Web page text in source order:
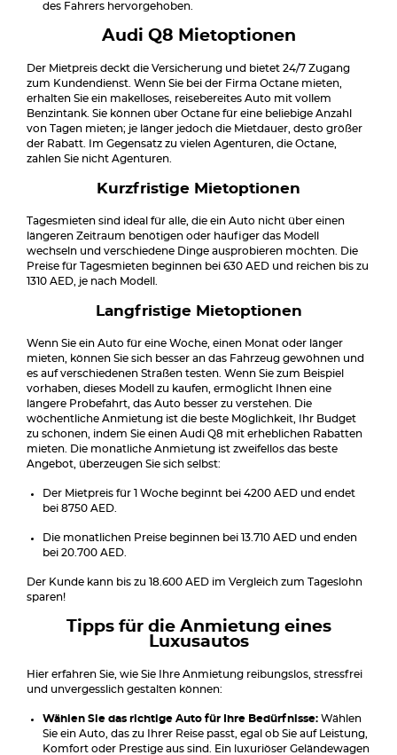
des Fahrers hervorgehoben.
Audi Q8 Mietoptionen
Der Mietpreis deckt die Versicherung und bietet 24/7 Zugang
zum Kundendienst. Wenn Sie bei der Firma Octane mieten,
erhalten Sie ein makelloses, reisebereites Auto mit vollem
Benzintank. Sie können über Octane für eine beliebige Anzahl
von Tagen mieten; je länger jedoch die Mietdauer, desto größer
der Rabatt. Im Gegensatz zu vielen Agenturen, die Octane,
zahlen Sie nicht Agenturen.
Kurzfristige Mietoptionen
Tagesmieten sind ideal für alle, die ein Auto nicht über einen
längeren Zeitraum benötigen oder häufiger das Modell
wechseln und verschiedene Dinge ausprobieren möchten. Die
Preise für Tagesmieten beginnen bei 630 AED und reichen bis zu
1310 AED, je nach Modell.
Langfristige Mietoptionen
Wenn Sie ein Auto für eine Woche, einen Monat oder länger
mieten, können Sie sich besser an das Fahrzeug gewöhnen und
es auf verschiedenen Straßen testen. Wenn Sie zum Beispiel
vorhaben, dieses Modell zu kaufen, ermöglicht Ihnen eine
längere Probefahrt, das Auto besser zu verstehen. Die
wöchentliche Anmietung ist die beste Möglichkeit, Ihr Budget
zu schonen, indem Sie einen Audi Q8 mit erheblichen Rabatten
mieten. Die monatliche Anmietung ist zweifellos das beste
Angebot, überzeugen Sie sich selbst:
Der Mietpreis für 1 Woche beginnt bei 4200 AED und endet
bei 8750 AED.
Die monatlichen Preise beginnen bei 13.710 AED und enden
bei 20.700 AED.
Der Kunde kann bis zu 18.600 AED im Vergleich zum Tageslohn
sparen!
Tipps für die Anmietung eines
Luxusautos
Hier erfahren Sie, wie Sie Ihre Anmietung reibungslos, stressfrei
und unvergesslich gestalten können:
Wählen Sie das richtige Auto für Ihre Bedürfnisse: Wählen
Sie ein Auto, das zu Ihrer Reise passt, egal ob Sie auf Leistung,
Komfort oder Prestige aus sind. Ein luxuriöser Geländewagen